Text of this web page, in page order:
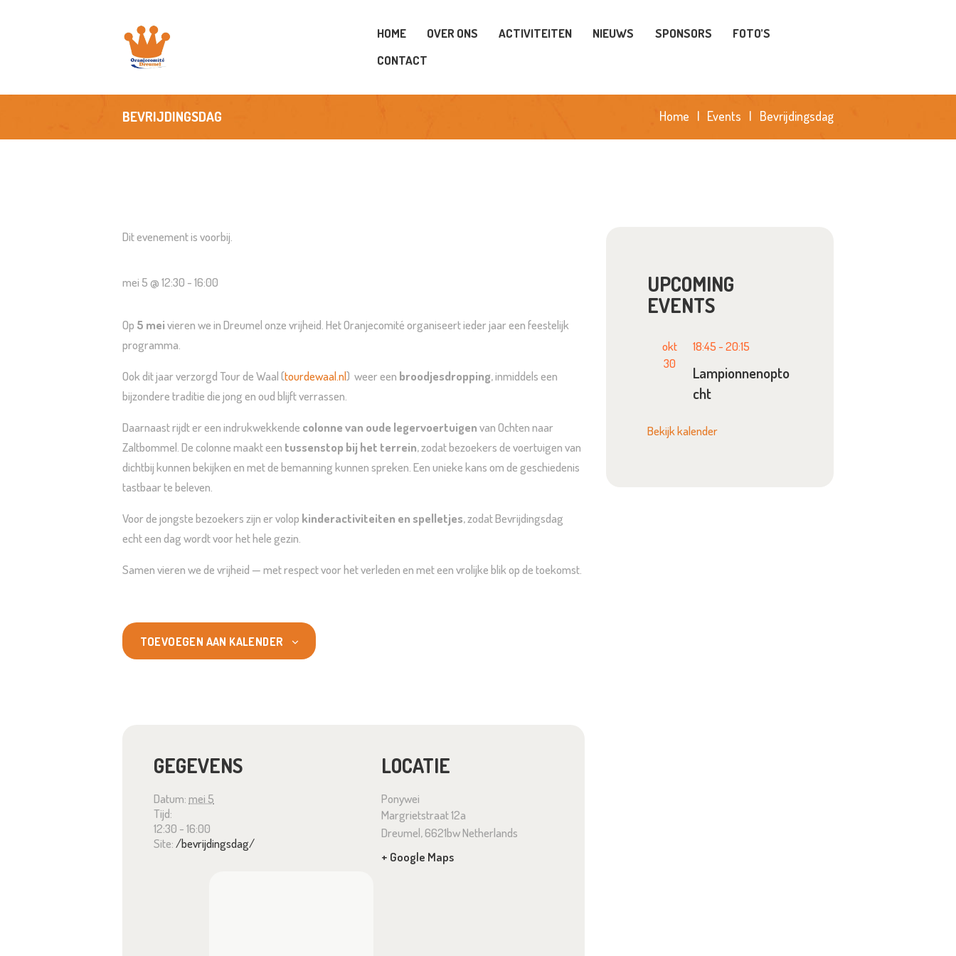
HOME OVER ONS ACTIVITEITEN NIEUWS SPONSORS
FOTO’S
CONTACT
BEVRIJDINGSDAG Home Events Bevrijdingsdag
OVER ONS
Dit evenement is voorbij.
mei 5 @ 12:30 -16:00
Op 5 meivieren we in Dreumel onze vrijheid. Het Oranjecomité organiseert ieder jaar een feestelijk
programma.
Ook dit jaar verzorgd Tour de Waal (tourdewaal.nl) weer een broodjesdropping, inmiddels een
bijzondere traditie die jong en oud blijft verrassen.
Daarnaast rijdt er een indrukwekkende colonne van oude legervoertuigenvan Ochten naar
Zaltbommel. De colonne maakt een tussenstop bij het terrein, zodat bezoekers de voertuigen van
dichtbij kunnen bekijken en met de bemanning kunnen spreken. Een unieke kans om de geschiedenis
tastbaar te beleven.
Voor de jongste bezoekers zijn er volop kinderactiviteiten en spelletjes, zodat Bevrijdingsdag
echt een dag wordt voor het hele gezin.
Samen vieren we de vrijheid — met respect voor het verleden en met een vrolijke blik op de toekomst.
TOEVOEGEN AAN KALENDER
GEGEVENS
Datum:mei 5
Tijd:
12:30 - 16:00
Site:/bevrijdingsdag/
LOCATIE
Ponywei
Margrietstraat 12a
Dreumel,6621bwNetherlands
+ Google Maps
UPCOMING
EVENTS
okt
30
18:45-20:15
Lampionnenopto
cht
Bekijk kalender